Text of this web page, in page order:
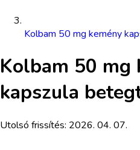
Kolbam 50 mg kemény
Kolbam 50 mg
kapszula
Utolsó frissítés: 2026. 04. 07.